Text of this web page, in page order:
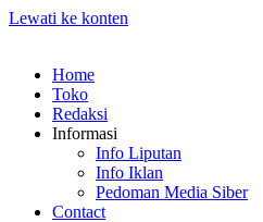
Lewati ke konten
Home
Toko
Redaksi
Informasi
Info Liputan
Info Iklan
Pedoman Media Siber
Contact